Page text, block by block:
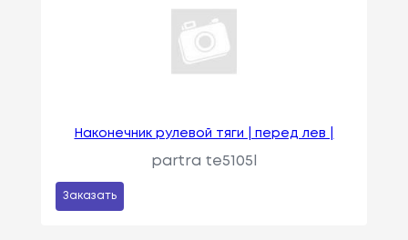
Наконечник рулевой тяги | перед лев |
partra te5105l
Заказать